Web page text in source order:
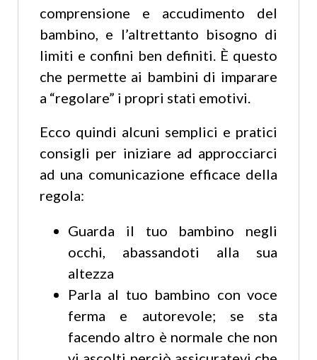
comprensione e accudimento del
bambino, e l’altrettanto bisogno di
limiti e confini ben definiti. È questo
che permette ai bambini di imparare
a “regolare” i propri stati emotivi.
Ecco quindi alcuni semplici e pratici
consigli per iniziare ad approcciarci
ad una comunicazione efficace della
regola:
Guarda il tuo bambino negli
occhi, abassandoti alla sua
altezza
Parla al tuo bambino con voce
ferma e autorevole; se sta
facendo altro è normale che non